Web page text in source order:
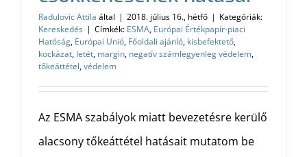
Radulovic Attila által | 2018. július 16., hétfő | Kategóriák:
Kereskedés | Címkék: ESMA, Európai Értékpapír-piaci
Hatóság, Európai Unió, Főoldali ajánló, kisbefektető,
kockázat, letét, margin, negatív számlegyenleg védelem,
tőkeáttétel,védelem
Az ESMA szabályok miatt bevezetésre kerülő
alacsony tőkeáttétel hatásait mutatom be